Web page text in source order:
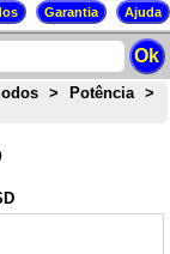
> Potência
>